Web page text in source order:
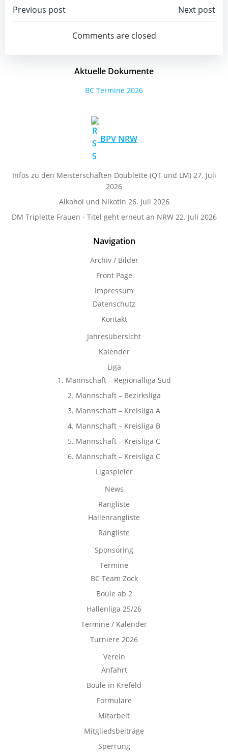
Post
navigation
Previous post
navigation
Next post
Comments are closed
Aktuelle Dokumente
BC Termine 2026
BPV NRW
Infos zu den Meisterschaften Doublette (QT und LM) 27. Juli
2026
Alkohol und Nikotin 26. Juli 2026
DM Triplette Frauen - Titel geht erneut an NRW 22. Juli 2026
Navigation
Archiv / Bilder
Front Page
Impressum
Datenschutz
Kontakt
Jahresübersicht
Kalender
Liga
1. Mannschaft – Regionalliga Süd
2. Mannschaft – Bezirksliga
3. Mannschaft – Kreisliga A
4. Mannschaft – Kreisliga B
5. Mannschaft – Kreisliga C
6. Mannschaft – Kreisliga C
Ligaspieler
News
Rangliste
Hallenrangliste
Rangliste
Sponsoring
Termine
BC Team Zock
Boule ab 2
Hallenliga 25/26
Termine / Kalender
Turniere 2026
Verein
Anfahrt
Boule in Krefeld
Formulare
Mitarbeit
Mitgliedsbeiträge
Sperrung